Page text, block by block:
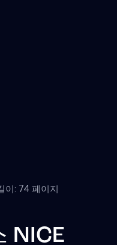
: 74 페이지
NICE